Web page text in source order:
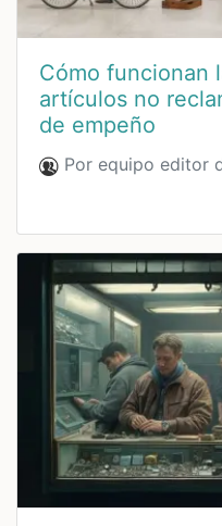
Cómo funcionan
artículos no
de empeño
Por equipo editor